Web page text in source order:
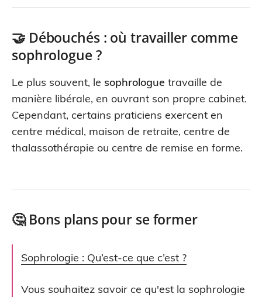
🤝 Débouchés : où travailler comme
sophrologue ?
Le plus souvent, le sophrologue travaille de
manière libérale, en ouvrant son propre cabinet.
Cependant, certains praticiens exercent en
centre médical, maison de retraite, centre de
thalassothérapie ou centre de remise en forme.
🤔 Bons plans pour se former
Sophrologie : Qu’est-ce que c’est ?
Vous souhaitez savoir ce qu'est la sophrologie